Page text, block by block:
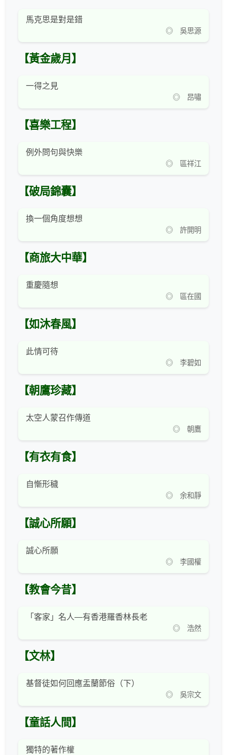
馬克思是對是錯
◎ 吳思源
【黃金歲月】
一得之見
◎ 昂嘯
【喜樂工程】
例外問句與快樂
◎ 區祥江
【破局錦囊】
換一個角度想想
◎ 許開明
【商旅大中華】
重慶隨想
◎ 區在國
【如沐春風】
此情可待
◎ 李碧如
【朝鷹珍藏】
太空人蒙召作傳道
◎ 朝鷹
【有衣有食】
自慚形穢
◎ 余和靜
【誠心所願】
誠心所願
◎ 李國權
【教會今昔】
「客家」名人—有香港羅香林長老
◎ 浩然
【文林】
基督徒如何回應盂蘭節俗（下）
◎ 吳宗文
【童話人間】
獨特的著作權